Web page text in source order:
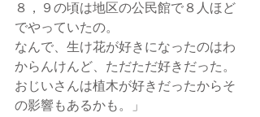
８，９の頃は地区の公民館で８人ほど
でやっていたの。
なんで、生け花が好きになったのはわ
からんけんど、ただただ好きだった。
おじいさんは植木が好きだったからそ
の影響もあるかも。」